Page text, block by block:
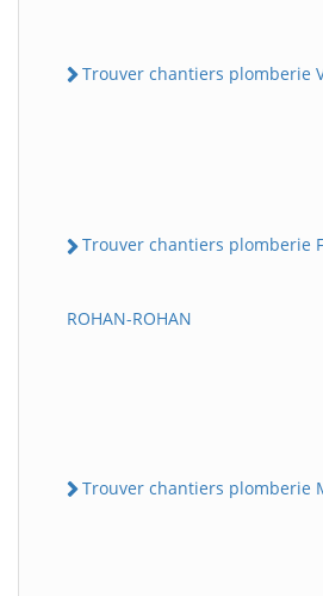
Trouver chantiers plomberie
Trouver chantiers plomberie
ROHAN-ROHAN
Trouver chantiers plomberie